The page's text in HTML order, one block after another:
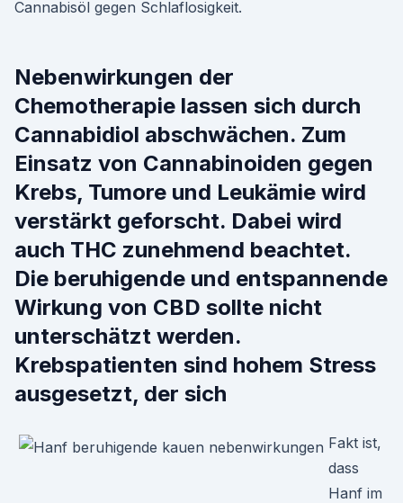
Cannabisöl gegen Schlaflosigkeit.
Nebenwirkungen der
Chemotherapie lassen sich durch
Cannabidiol abschwächen. Zum
Einsatz von Cannabinoiden gegen
Krebs, Tumore und Leukämie wird
verstärkt geforscht. Dabei wird
auch THC zunehmend beachtet.
Die beruhigende und entspannende
Wirkung von CBD sollte nicht
unterschätzt werden.
Krebspatienten sind hohem Stress
ausgesetzt, der sich
Fakt ist,
dass
Hanf im